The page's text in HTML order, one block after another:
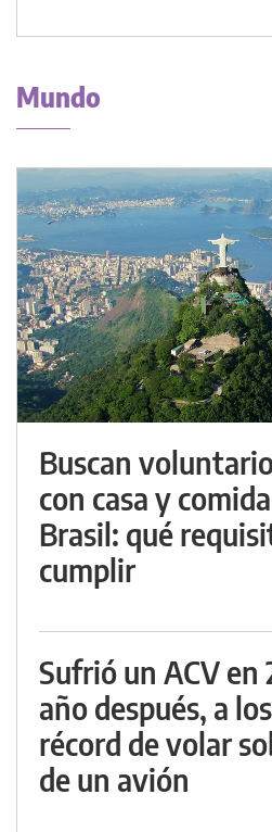
Mundo
Buscan
con casa y
Brasil: qué
cumplir
Sufrió un ACV en
año después, a
récord de volar
de un avión